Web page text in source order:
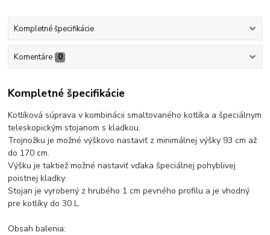
Kompletné špecifikácie
Komentáre 0
Kompletné špecifikácie
Kotlíková súprava v kombinácii smaltovaného kotlíka a špeciálnym
teleskopickým stojanom s kladkou.
Trojnožku je možné výškovo nastaviť z minimálnej výšky 93 cm až
do 170 cm.
Výšku je taktiež možné nastaviť vďaka špeciálnej pohyblivej
poistnej kladky.
Stojan je vyrobený z hrubého 1 cm pevného profilu a je vhodný
pre kotlíky do 30 L.
Obsah balenia: